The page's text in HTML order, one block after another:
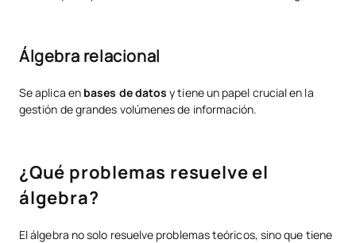
Álgebra relacional
Se aplica en bases de datos y tiene un papel crucial en la
gestión de grandes volúmenes de información.
¿Qué problemas resuelve el
álgebra?
El álgebra no solo resuelve problemas teóricos, sino que tiene